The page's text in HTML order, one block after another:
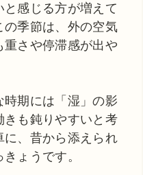
感じる方が増えて
の季節は、外の空気
さや停滞感が出や
期には「湿」の影
も鈍りやすいと考
に、昔から添えられ
ょうです。